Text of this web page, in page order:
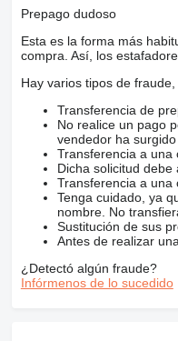
Prepago dudoso
Esta es la forma más
compra. Así, los
Hay varios tipos de
Transferencia de
No realice un pago
vendedor ha surgido
Transferencia a una
Dicha solicitud
Transferencia a una
Tenga cuidado, ya
nombre. No
Sustitución de sus
Antes de realizar
¿Detectó algún fraude?
Infórmenos de lo sucedido